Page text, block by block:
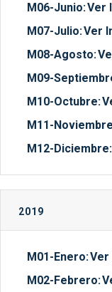
M06-Junio:Ver
M07-Julio:Ver
M08-Agosto:
M09-
M10-Octubre:
M11-
M12-Diciembre:
2019
M01-Enero:Ver
M02-Febrero: